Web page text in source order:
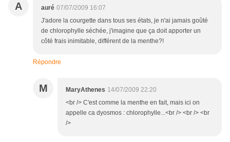
A auré 07/07/2009 16:07
J'adore la courgette dans tous ses états, je n'ai jamais goûté
de chlorophylle séchée, j'imagine que ça doit apporter un
côté frais inimitable, différent de la menthe?!
Répondre
M MaryAthenes 14/07/2009 22:20
<br /> C'est comme la menthe en fait, mais ici on
appelle ca dyosmos : chlorophylle...<br /> <br /> <br
/>